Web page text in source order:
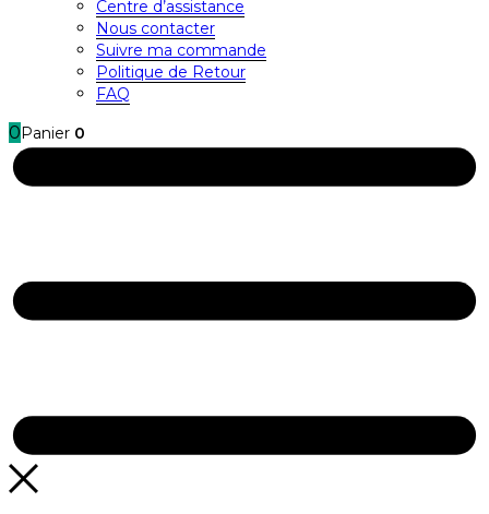
Centre d’assistance
Nous contacter
Suivre ma commande
Politique de Retour
FAQ
0 Panier 0